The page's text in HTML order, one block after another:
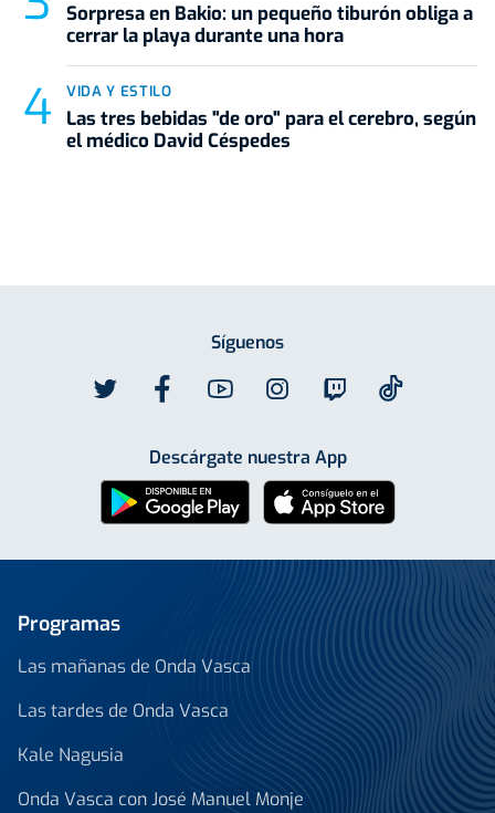
Sorpresa en Bakio: un pequeño tiburón obliga a
cerrar la playa durante una hora
VIDA Y ESTILO
Las tres bebidas "de oro" para el cerebro, según
el médico David Céspedes
Síguenos
Descárgate nuestra App
Programas
Las mañanas de Onda Vasca
Las tardes de Onda Vasca
Kale Nagusia
Onda Vasca con José Manuel Monje